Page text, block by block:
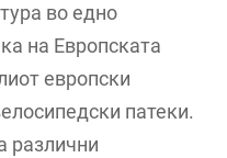
во едно
на Европската
европски
патеки.
различни